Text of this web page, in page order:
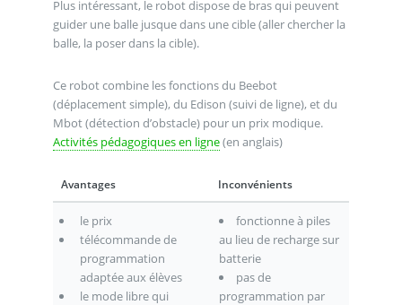
Plus intéressant, le robot dispose de bras qui peuvent
guider une balle jusque dans une cible (aller chercher la
balle, la poser dans la cible).
Ce robot combine les fonctions du Beebot
(déplacement simple), du Edison (suivi de ligne), et du
Mbot (détection d’obstacle) pour un prix modique.
Activités pédagogiques en ligne(en anglais)
Avantages Inconvénients
le prix
télécommande de
programmation
adaptée aux élèves
le mode libre qui
fonctionne à piles
au lieu de recharge sur
batterie
pas de
programmation par